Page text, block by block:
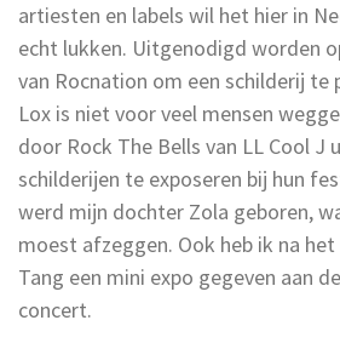
artiesten en labels wil het hier in
echt lukken. Uitgenodigd worden
van Rocnation om een schilderij te
Lox is niet voor veel mensen
door Rock The Bells van LL Cool
schilderijen te exposeren bij hun
werd mijn dochter Zola geboren,
moest afzeggen. Ook heb ik na het
Tang een mini expo gegeven aan
concert.